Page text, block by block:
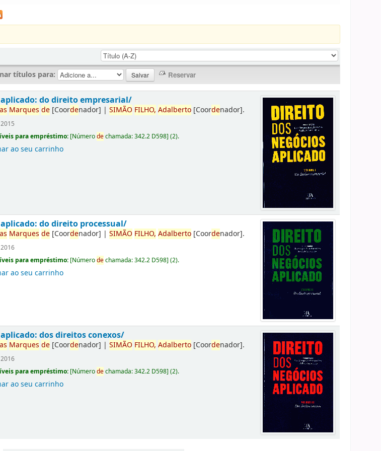
títulos para:
do direito empresarial/
Marques de [Coordenador] |SIMÃO FILHO, Adalberto [Coordenador].
2015
para empréstimo: [Númerodechamada:342.2 D598](2).
ao seu carrinho
do direito processual/
Marques de [Coordenador] |SIMÃO FILHO, Adalberto [Coordenador].
2016
para empréstimo: [Númerodechamada:342.2 D598](2).
ao seu carrinho
dos direitos conexos/
Marques de [Coordenador] |SIMÃO FILHO, Adalberto [Coordenador].
2016
para empréstimo: [Númerodechamada:342.2 D598](2).
ao seu carrinho